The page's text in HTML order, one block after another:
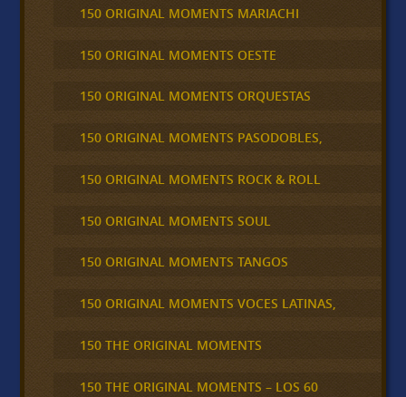
150 ORIGINAL MOMENTS MARIACHI
150 ORIGINAL MOMENTS OESTE
150 ORIGINAL MOMENTS ORQUESTAS
150 ORIGINAL MOMENTS PASODOBLES,
150 ORIGINAL MOMENTS ROCK & ROLL
150 ORIGINAL MOMENTS SOUL
150 ORIGINAL MOMENTS TANGOS
150 ORIGINAL MOMENTS VOCES LATINAS,
150 THE ORIGINAL MOMENTS
150 THE ORIGINAL MOMENTS – LOS 60